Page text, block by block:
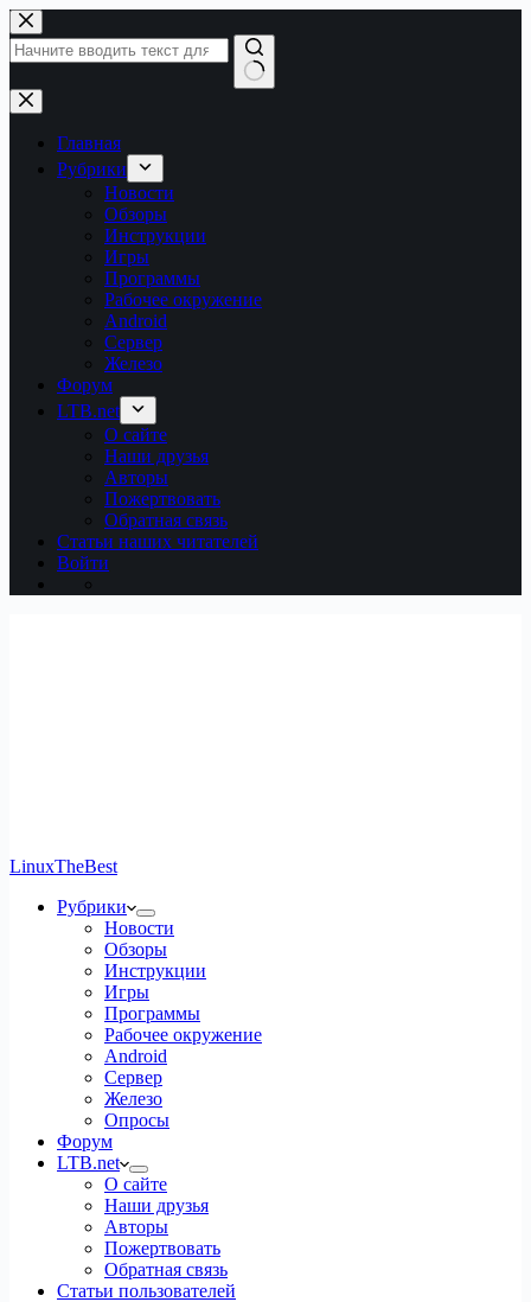
Перейти
к
сути
Ничего
не
найденоГлавная
Рубрики
Новости
Обзоры
Инструкции
Игры
Программы
Рабочее окружение
Android
Сервер
Железо
Форум
LTB.net
О сайте
Наши друзья
Авторы
Пожертвовать
Обратная связь
Статьи наших читателей
Войти
LinuxTheBest
Рубрики
Новости
Обзоры
Инструкции
Игры
Программы
Рабочее окружение
Android
Сервер
Железо
Опросы
Форум
LTB.net
О сайте
Наши друзья
Авторы
Пожертвовать
Обратная связь
Статьи пользователей